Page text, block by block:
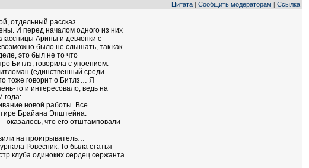
Цитата | Сообщить модераторам | Ссылка
отдельный рассказ…
И перед началом одного из них
Арины и девчонки с
было не слышать, так как
это был не то что
Битлз, говорила с упоением.
(единственный среди
тоже говорит о Битлз… Я
то и интересовало, ведь на
года:
новой работы. Все
Брайана Эпштейна.
оказалось, что его отштамповали
на проигрыватель…
Ровесник. То была статья
клуба одиноких сердец сержанта